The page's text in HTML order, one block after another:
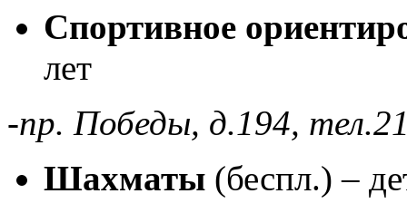
Спортивное
лет
-пр. Победы, д.194,
Шахматы (беспл.) –